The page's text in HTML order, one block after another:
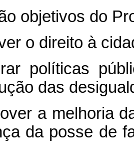
objetivos do
o direito à
políticas
das
a melhoria
da posse de